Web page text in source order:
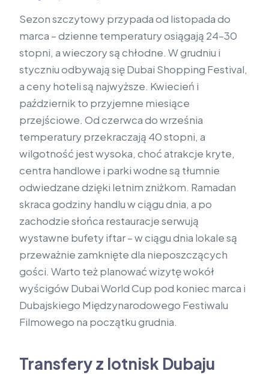
Sezon szczytowy przypada od listopada do
marca – dzienne temperatury osiągają 24–30
stopni, a wieczory są chłodne. W grudniu i
styczniu odbywają się Dubai Shopping Festival,
a ceny hoteli są najwyższe. Kwiecień i
październik to przyjemne miesiące
przejściowe. Od czerwca do września
temperatury przekraczają 40 stopni, a
wilgotność jest wysoka, choć atrakcje kryte,
centra handlowe i parki wodne są tłumnie
odwiedzane dzięki letnim zniżkom. Ramadan
skraca godziny handlu w ciągu dnia, a po
zachodzie słońca restauracje serwują
wystawne bufety iftar – w ciągu dnia lokale są
przeważnie zamknięte dla nieposzczących
gości. Warto też planować wizytę wokół
wyścigów Dubai World Cup pod koniec marca i
Dubajskiego Międzynarodowego Festiwalu
Filmowego na początku grudnia.
Transfery z lotnisk Dubaju